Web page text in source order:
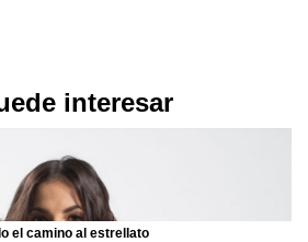
interesar
el camino al estrellato